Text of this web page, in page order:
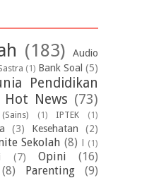
(183)
Audio
(1) Bank Soal (5)
Pendidikan
Hot News (73)
(1) IPTEK (1)
(3) Kesehatan
(2)
Sekolah (8) l (1)
(7) Opini
(16)
(8) Parenting (9)